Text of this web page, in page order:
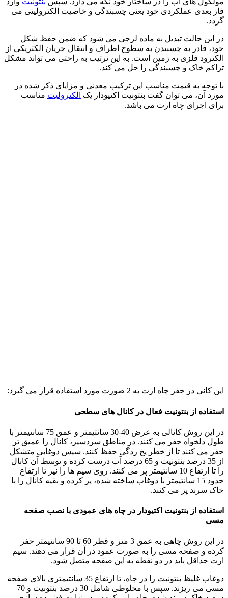
فاز بعدی عملکردی خود یعنی چسبندگی و خاصیت الکترولیتی می
گردد.
در این حالت تبدیل به ماده لزجی می شود که ضمن حفظ شکل
خود، قادر به چسبیدن به سطوح اطراف و انتقال جریان الکتریکی از
الکترود فلزی به زمین است. به این ترتیب به راحتی می تواند مشکل
تراکم خاک و چسبندگی را حل می کند.
با توجه به قیمت مناسب این ترکیب معدنی و مزایای ذکر شده در
مورد آن، می توان گفت بنتونیت اکتیودار یک الکترولیت مناسب
برای اجرای چاه ارت می باشد.
این کانی در حفر چاه ارت به 2 صورت مورد استفاده قرار می گیرد:
استفاده از بنتونیت فعال در کانال های سطحی
در این روش کانالی به عرض 40-30 سانتیمتر و عمق 75 سانتیمتر با
طول دلخواه حفر می کنند. در مناطق سردسیر، کانال را عمیق تر
حفر می کنند تا از خطر یخ زدگی حفظ کنند. سپس دوغابی متشکل
از 35 درصد بنتونیت و 65 درصد آب درست کرده و توسط آن کانال
را تا ارتفاع 10 سانتیمتر پر می کنند. روی سیم ها را نیز تا ارتفاع
حدود 15 سانتیمتر با دوغاب ساخته شده، پر کرده و بقیه کانال را با
خاک سرند پر می کنند.
استفاده از بنتونیت اکتیودار در چاه های عمودی با نصب صفحه
مسی
در این روش چاهی به عمق 3 متر و قطر 60 تا 90 سانتیمتر حفر
کرده و صفحه مسی را به صورت عمود در آن قرار می دهند. سیم
ارت حداقل باید در دو نقطه به این صفحه متصل شود.
دوغاب غلیظ بنتونیت را در چاه، تا ارتفاع 35 سانتیمتری بالای صفحه
مسی می ریزند. سپس با مخلوطی شامل 30 درصد بنتونیت و 70